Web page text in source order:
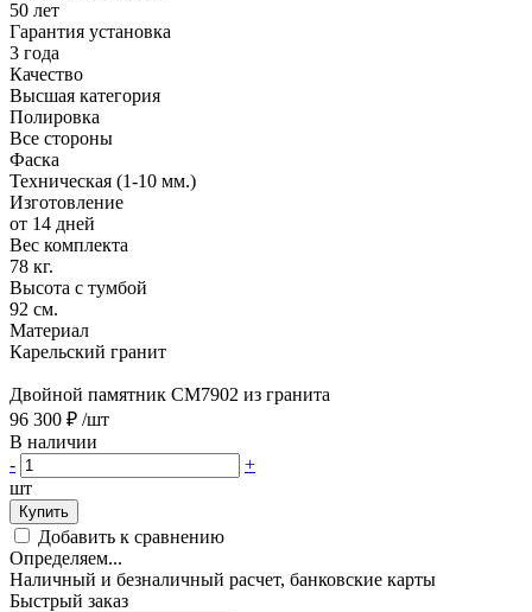
50 лет
Гарантия установка
3 года
Качество
Высшая категория
Полировка
Все стороны
Фаска
Техническая (1-10 мм.)
Изготовление
от 14 дней
Вес комплекта
78 кг.
Высота с тумбой
92 см.
Материал
Карельский гранит
Двойной памятник CM7902 из гранита
96 300 ₽ /шт
В наличии
-
+
шт
Купить
Добавить к сравнению
Определяем...
Наличный и безналичный расчет, банковские карты
Быстрый заказ